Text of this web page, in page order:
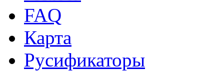
FAQ
Карта
Русификаторы